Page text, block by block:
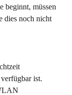
beginnt, müssen
dies noch nicht
ist.